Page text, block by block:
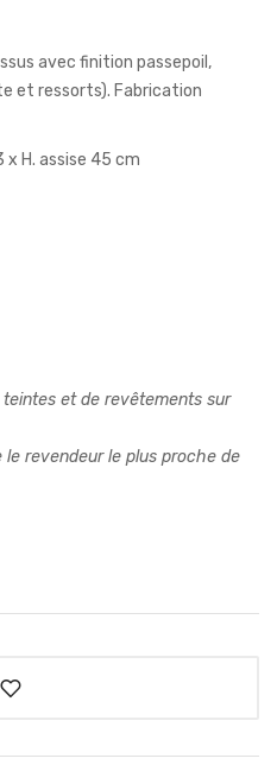
avec finition passepoil,
et ressorts). Fabrication
x H. assise 45 cm
et de revêtements sur
revendeur le plus proche de